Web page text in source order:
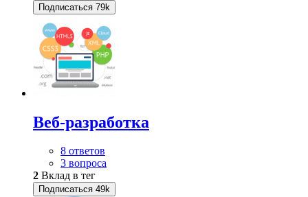
Подписаться 79k
Веб-разработка
8 ответов
3 вопроса
2 Вклад в тег
Подписаться 49k